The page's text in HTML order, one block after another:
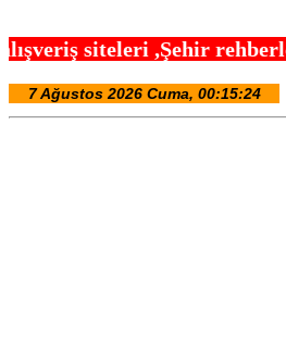
,Şehir rehberleri ,